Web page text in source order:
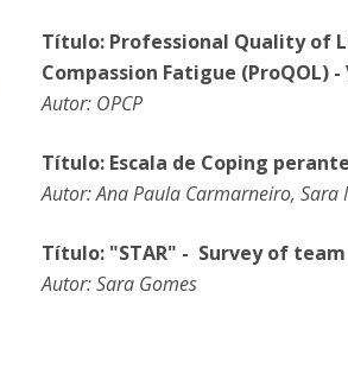
Título: Professional Quality of
Compassion Fatigue (ProQOL) -
Autor: OPCP
Título: Escala de Coping
Autor: Ana Paula Carmarneiro,
Título: "STAR" - Survey of
Autor: Sara Gomes